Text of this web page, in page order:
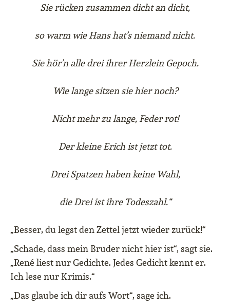
Sie rücken zusammen dicht an dicht,
so warm wie Hans hat’s niemand nicht.
Sie hör’n alle drei ihrer Herzlein Gepoch.
Wie lange sitzen sie hier noch?
Nicht mehr zu lange, Feder rot!
Der kleine Erich ist jetzt tot.
Drei Spatzen haben keine Wahl,
die Drei ist ihre Todeszahl.“
„Besser, du legst den Zettel jetzt wieder zurück!“
„Schade, dass mein Bruder nicht hier ist“, sagt sie.
„René liest nur Gedichte. Jedes Gedicht kennt er.
Ich lese nur Krimis.“
„Das glaube ich dir aufs Wort“, sage ich.